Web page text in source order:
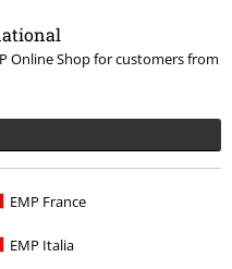
Online Shop for customers from
EMP France
EMP Italia
Dienstag, 21.01.2025
1.77
L